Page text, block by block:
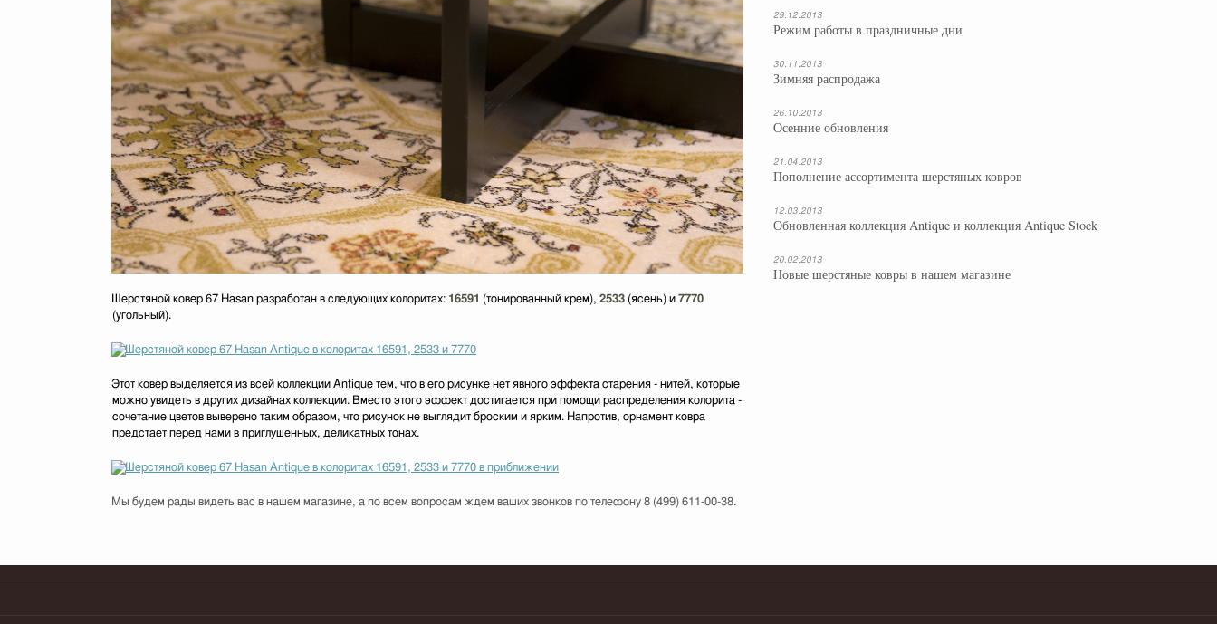
Шерстяной ковер 67 Hasan разработан в следующих колоритах: 16591 (тонированный крем), 2533 (ясень) и 7770
(угольный).
Этот ковер выделяется из всей коллекции Antique тем, что в его рисунке нет явного эффекта старения - нитей, которые
можно увидеть в других дизайнах коллекции. Вместо этого эффект достигается при помощи распределения колорита -
сочетание цветов выверено таким образом, что рисунок не выглядит броским и ярким. Напротив, орнамент ковра
предстает перед нами в приглушенных, деликатных тонах.
Мы будем рады видеть вас в нашем магазине, а по всем вопросам ждем ваших звонков по телефону 8 (499) 611-00-38.
29.12.2013
Режим работы в праздничные дни
30.11.2013
Зимняя распродажа
26.10.2013
Осенние обновления
21.04.2013
Пополнение ассортимента шерстяных ковров
12.03.2013
Обновленная коллекция Antique и коллекция Antique Stock
20.02.2013
Новые шерстяные ковры в нашем магазине